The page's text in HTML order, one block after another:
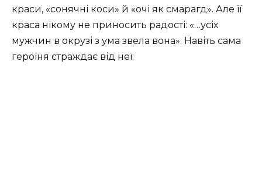
краси, «сонячні коси» й «очі як смарагд». Але її
краса нікому не приносить радості: «…усіх
мужчин в окрузі з ума звела вона». Навіть сама
героїня страждає від неї: